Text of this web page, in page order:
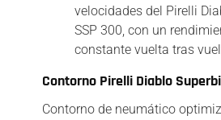
velocidades del Pirelli
SSP 300, con un
constante vuelta tras
Contorno Pirelli Diablo
Contorno de neumático